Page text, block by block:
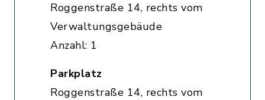
Roggenstraße 14, rechts vom
Verwaltungsgebäude
Anzahl: 1
Parkplatz
Roggenstraße 14, rechts vom